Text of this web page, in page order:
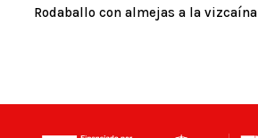
Rodaballo con almejas a la vizcaína